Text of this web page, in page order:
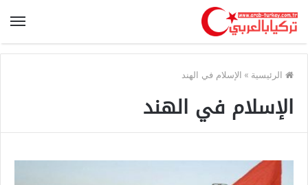
الرئيسية » الإسلام في الهند
الإسلام في الهند